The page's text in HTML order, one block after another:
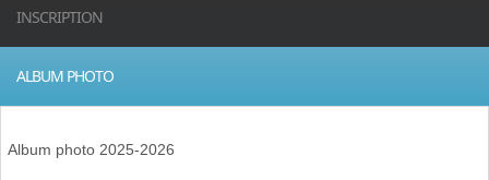
INSCRIPTION
ALBUM PHOTO
Album photo 2025-2026